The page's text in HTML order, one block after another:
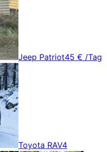
Jeep Patriot45 € /Tag
Toyota RAV4